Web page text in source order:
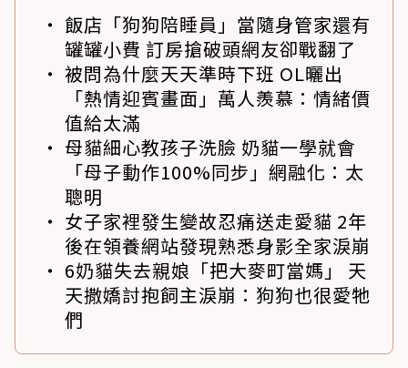
飯店「狗狗陪睡員」當隨身管家還有
罐罐小費 訂房搶破頭網友卻戰翻了
被問為什麼天天準時下班 OL曬出
「熱情迎賓畫面」萬人羨慕：情緒價
值給太滿
母貓細心教孩子洗臉 奶貓一學就會
「母子動作100%同步」網融化：太
聰明
女子家裡發生變故忍痛送走愛貓 2年
後在領養網站發現熟悉身影全家淚崩
6奶貓失去親娘「把大麥町當媽」 天
天撒嬌討抱飼主淚崩：狗狗也很愛牠
們